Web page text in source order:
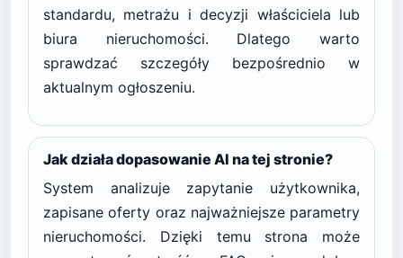
standardu, metrażu i decyzji właściciela lub
biura nieruchomości. Dlatego warto
sprawdzać szczegóły bezpośrednio w
aktualnym ogłoszeniu.
Jak działa dopasowanie AI na tej stronie?
System analizuje zapytanie użytkownika,
zapisane oferty oraz najważniejsze parametry
nieruchomości. Dzięki temu strona może